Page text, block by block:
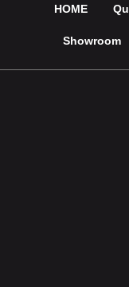
HOME
Showroom